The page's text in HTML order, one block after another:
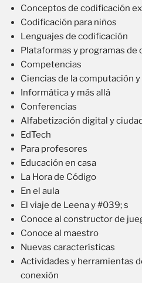
Conceptos de codificación
Codificación para niños
Lenguajes de codificación
Plataformas y programas de
Competencias
Ciencias de la computación
Informática y más allá
Conferencias
Alfabetización digital y
EdTech
Para profesores
Educación en casa
La Hora de Código
En el aula
El viaje de Leena y #039; s
Conoce al constructor de
Conoce al maestro
Nuevas características
Actividades y herramientas
conexión